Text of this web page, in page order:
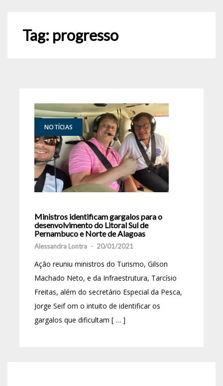
Tag: progresso
NOTÍCIAS
Ministros identificam gargalos para o
desenvolvimento do Litoral Sul de
Pernambuco e Norte de Alagoas
Alessandra Lontra - 20/01/2021
Ação reuniu ministros do Turismo, Gilson
Machado Neto, e da Infraestrutura, Tarcísio
Freitas, além do secretário Especial da Pesca,
Jorge Seif om o intuito de identificar os
gargalos que dificultam [ … ]